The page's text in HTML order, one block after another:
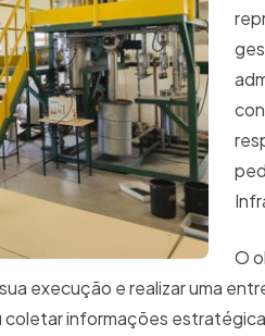
O
execução e realizar uma
informações